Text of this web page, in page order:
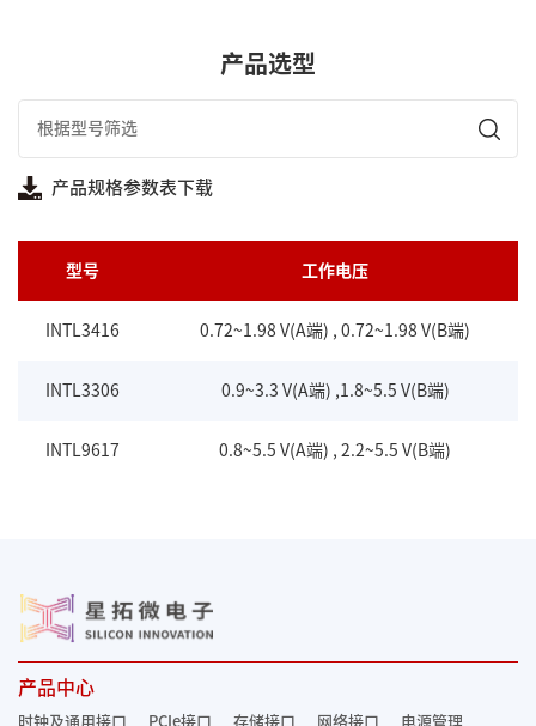
产品选型
产品规格参数表下载
型号 工作电压
INTL3416 0.72~1.98 V(A端) , 0.72~1.98 V(B端)
INTL3306 0.9~3.3 V(A端) ,1.8~5.5 V(B端)
INTL9617 0.8~5.5 V(A端) , 2.2~5.5 V(B端)
产品中心
时钟及通用接口 PCIe接口 存储接口 网络接口 电源管理